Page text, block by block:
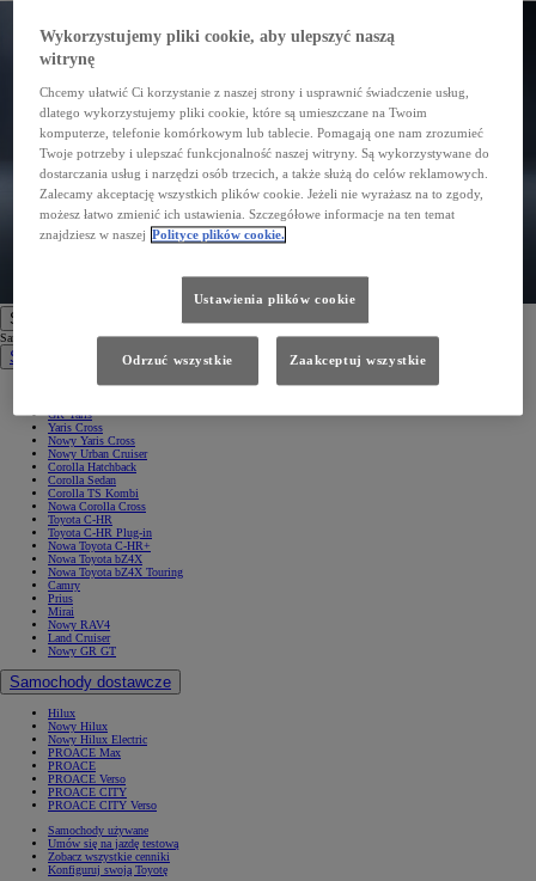
Samochody
Samochody
Samochody osobowe
Nowe Aygo X
GR Yaris
Yaris Cross
Nowy Yaris Cross
Nowy Urban Cruiser
Corolla Hatchback
Corolla Sedan
Corolla TS Kombi
Nowa Corolla Cross
Toyota C-HR
Toyota C-HR Plug-in
Nowa Toyota C-HR+
Nowa Toyota bZ4X
Nowa Toyota bZ4X Touring
Camry
Prius
Mirai
Nowy RAV4
Land Cruiser
Nowy GR GT
Samochody dostawcze
Hilux
Nowy Hilux
Nowy Hilux Electric
PROACE Max
PROACE
PROACE Verso
PROACE CITY
PROACE CITY Verso
Samochody używane
Umów się na jazdę testową
Zobacz wszystkie cenniki
Konfiguruj swoją Toyotę
Wykorzystujemy pliki cookie, aby ulepszyć naszą
witrynę
Chcemy ułatwić Ci korzystanie z naszej strony i usprawnić świadczenie usług,
dlatego wykorzystujemy pliki cookie, które są umieszczane na Twoim
komputerze, telefonie komórkowym lub tablecie. Pomagają one nam zrozumieć
Twoje potrzeby i ulepszać funkcjonalność naszej witryny. Są wykorzystywane do
dostarczania usług i narzędzi osób trzecich, a także służą do celów reklamowych.
Zalecamy akceptację wszystkich plików cookie. Jeżeli nie wyrażasz na to zgody,
możesz łatwo zmienić ich ustawienia. Szczegółowe informacje na ten temat
znajdziesz w naszej Polityce plików cookie.
Ustawienia plików cookie
Odrzuć wszystkie Zaakceptuj wszystkie